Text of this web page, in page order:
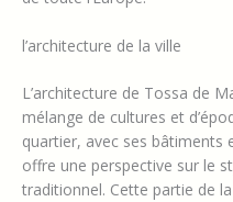
l’architecture de la ville
L’architecture de Tossa de
mélange de cultures et
quartier, avec ses bâtiments
offre une perspective sur le
traditionnel. Cette partie de